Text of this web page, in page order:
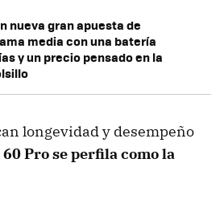
nueva gran apuesta de
media con una batería
y un precio pensado en la
longevidad y desempeño
60 Pro se perfila como la